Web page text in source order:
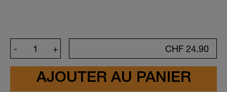
+
- CHF 24.90